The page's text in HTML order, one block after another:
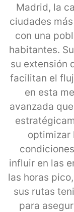
Madrid, la
ciudades
con una
habitantes.
su extensión
facilitan el
en esta
avanzada
optimizar
influir en las
las horas
sus rutas
para